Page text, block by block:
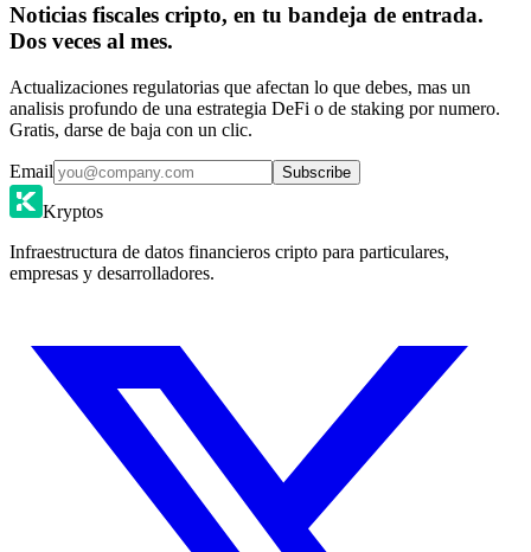
Noticias fiscales cripto, en tu bandeja de entrada.
Dos veces al mes.
Actualizaciones regulatorias que afectan lo que debes, mas un
analisis profundo de una estrategia DeFi o de staking por numero.
Gratis, darse de baja con un clic.
Email Subscribe
Kryptos
Infraestructura de datos financieros cripto para particulares,
empresas y desarrolladores.